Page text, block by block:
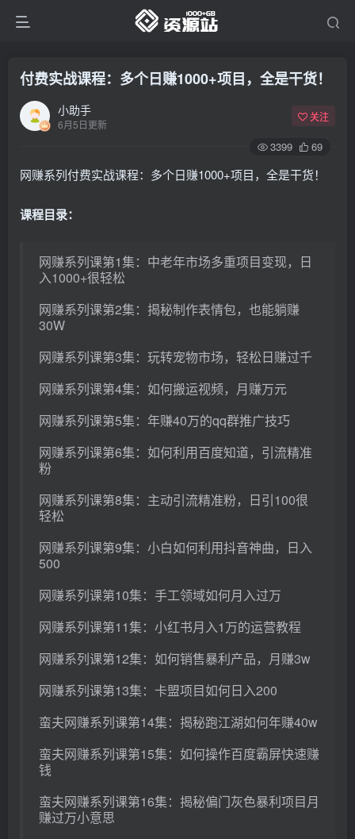
付费实战课程：多个日赚1000+项目，全是干货！
小助手
6月5日更新
关注
3399 69
网赚系列付费实战课程：多个日赚1000+项目，全是干货！
课程目录：
网赚系列课第1集：中老年市场多重项目变现，日
入1000+很轻松
网赚系列课第2集：揭秘制作表情包，也能躺赚
30W
网赚系列课第3集：玩转宠物市场，轻松日赚过千
网赚系列课第4集：如何搬运视频，月赚万元
网赚系列课第5集：年赚40万的qq群推广技巧
网赚系列课第6集：如何利用百度知道，引流精准
粉
网赚系列课第8集：主动引流精准粉，日引100很
轻松
网赚系列课第9集：小白如何利用抖音神曲，日入
500
网赚系列课第10集：手工领域如何月入过万
网赚系列课第11集：小红书月入1万的运营教程
网赚系列课第12集：如何销售暴利产品，月赚3w
网赚系列课第13集：卡盟项目如何日入200
蛮夫网赚系列课第14集：揭秘跑江湖如何年赚40w
蛮夫网赚系列课第15集：如何操作百度霸屏快速赚
钱
蛮夫网赚系列课第16集：揭秘偏门灰色暴利项目月
赚过万小意思